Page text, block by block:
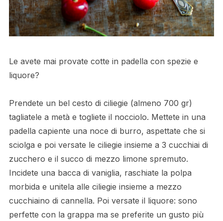
Le avete mai provate cotte in padella con spezie e
liquore?
Prendete un bel cesto di ciliegie (almeno 700 gr)
tagliatele a metà e togliete il nocciolo. Mettete in una
padella capiente una noce di burro, aspettate che si
sciolga e poi versate le ciliegie insieme a 3 cucchiai di
zucchero e il succo di mezzo limone spremuto.
Incidete una bacca di vaniglia, raschiate la polpa
morbida e unitela alle ciliegie insieme a mezzo
cucchiaino di cannella. Poi versate il liquore: sono
perfette con la grappa ma se preferite un gusto più